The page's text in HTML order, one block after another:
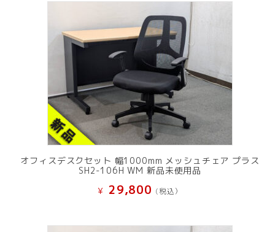
オフィスデスクセット 幅1000mm メッシュチェア プラス
SH2-106H WM 新品未使用品
¥ 29,800 (税込）